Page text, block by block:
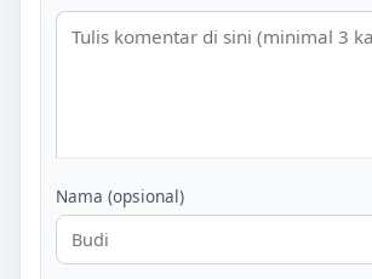
Nama (opsional)